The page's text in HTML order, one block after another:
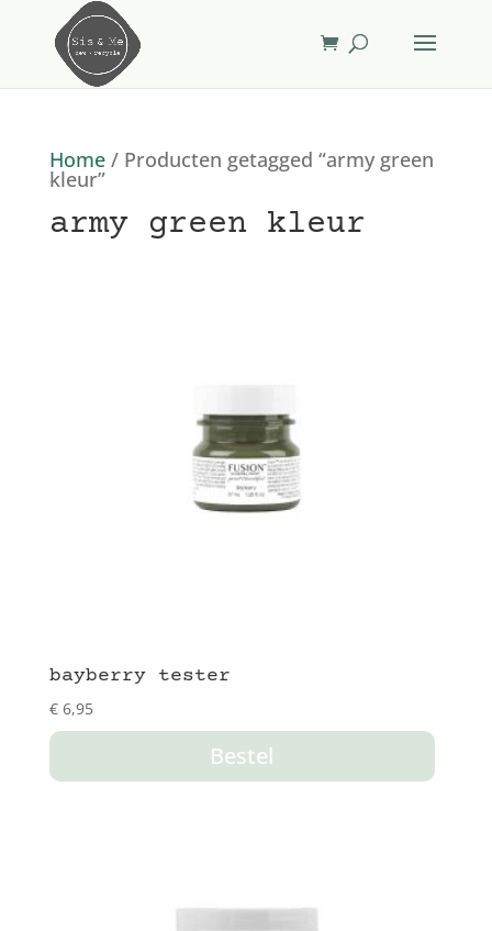
Home/ Producten getagged “army green
kleur”
army green kleur
bayberry tester
€6,95
Bestel